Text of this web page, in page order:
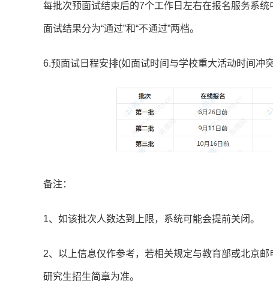
每批次预面试结束后的7个工作日左右在报名服务系统
面试结果分为“通过”和“不通过”两档。
6.预面试日程安排(如面试时间与学校重大活动时间冲
备注：
1、如该批次人数达到上限，系统可能会提前关闭。
2、以上信息仅作参考，若相关规定与教育部或北京
研究生招生简章为准。